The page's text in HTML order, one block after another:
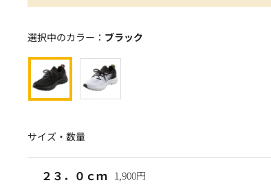
選択中のカラー： ブラック
サイズ・数量
２３．０ｃｍ 1,900円